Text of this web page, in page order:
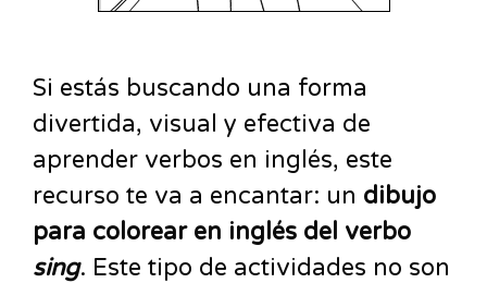
Si estás buscando una forma
divertida, visual y efectiva de
aprender verbos en inglés, este
recurso te va a encantar: un dibujo
para colorear en inglés del verbo
sing. Este tipo de actividades no son